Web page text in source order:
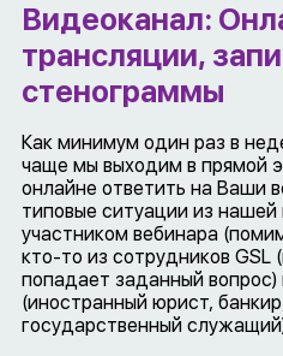
Видеоканал:
трансляции,
стенограммы
Как минимум один раз в
чаще мы выходим в прямой
онлайне ответить на Ваши
типовые ситуации из нашей
участником вебинара
кто-то из сотрудников GSL
попадает заданный вопрос)
(иностранный юрист,
государственный